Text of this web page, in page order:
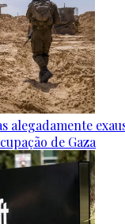
alegadamente
de Gaza